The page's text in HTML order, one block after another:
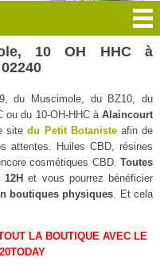
10 OH HHC à
du Muscimole, du BZ10, du
ou du 10-OH-HHC àAlaincourt
sitedu Petit Botanisteafin de
attentes. Huiles CBD, résines
cosmétiques CBD.Toutes
et vous pourrez bénéficier
boutiques physiques . Et cela
LA BOUTIQUE AVEC LE